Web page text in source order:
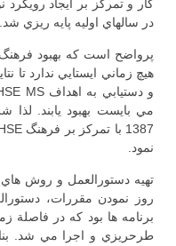
كار و تمركز بر ايجاد رويكرد
در سالهاي اوليه پايه ريزي شد.
پرواضح است كه بهبود
هيچ زماني ايستايي ندارد تا
مي بايست بهبود يابند.
نمود.
تهيه دستورالعمل و روش
روز نمودن مقررات،
برنامه ها بود كه در